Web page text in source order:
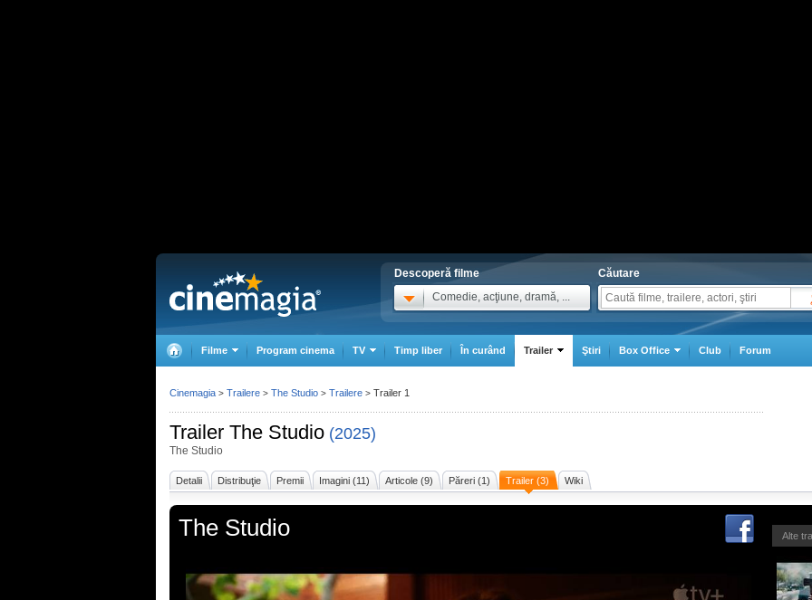
Descoperă filme
Comedie, acţiune, dramă, ...
Căutare
Filme Program cinema TV Timp liber În curând Trailer Ştiri Box Office Club Forum
Trailer The Studio (2025)
The Studio
Detalii Distribuţie Premii Imagini (11) Articole (9) Păreri (1) Trailer (3) Wiki
The Studio Alte
Cinemagia > Trailere > The Studio > Trailere > Trailer 1